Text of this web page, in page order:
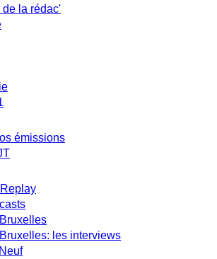
de la rédac'
émissions
les interviews